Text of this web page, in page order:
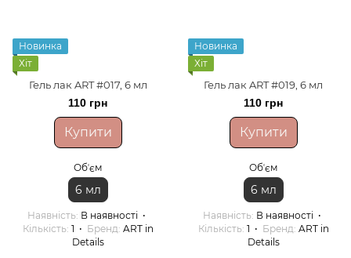
Новинка
Хіт
Гель лак ART #017, 6 мл
110 грн
Купити
Обʼєм
6 мл
Наявність В наявності
Кількість 1 Бренд ART in
Details
Новинка
Хіт
Гель лак ART #019, 6 мл
110 грн
Купити
Обʼєм
6 мл
Наявність В наявності
Кількість 1 Бренд ART in
Details